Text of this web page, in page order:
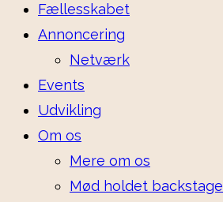
Fællesskabet
Annoncering
Netværk
Events
Udvikling
Om os
Mere om os
Mød holdet backstage